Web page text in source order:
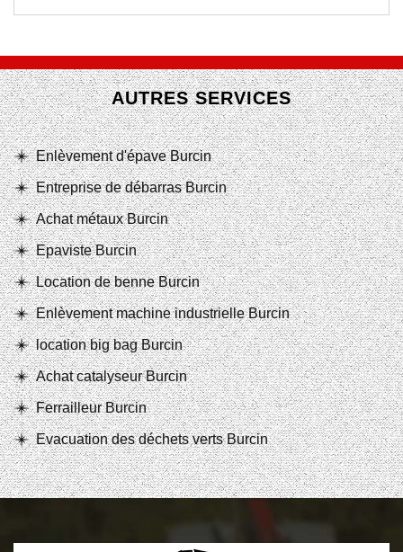
AUTRES SERVICES
Enlèvement d'épave Burcin
Entreprise de débarras Burcin
Achat métaux Burcin
Epaviste Burcin
Location de benne Burcin
Enlèvement machine industrielle Burcin
location big bag Burcin
Achat catalyseur Burcin
Ferrailleur Burcin
Evacuation des déchets verts Burcin